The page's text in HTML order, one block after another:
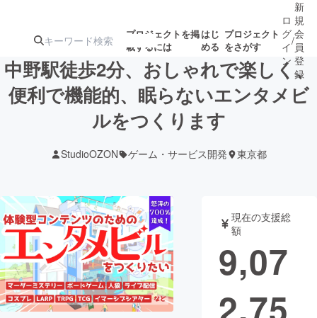
プロジェクトを掲
載するには
はじ
める
プロジェクト
をさがす
注目のリ 注目の新着プロ
ジェクト
募集終了が近いプ
ロジェクト
テクノロジー・ガジェット
映像・映画 書籍・雑誌
ビジネス・起業 チャレンジ
ロ
グ
イ
ン
/
新
規
会
員
登
録
中野駅徒歩2分、おしゃれで楽しく、
便利で機能的、眠らないエンタメビ
ルをつくります
StudioOZON ゲーム・サービス開発 東京都
現在の支援総
額
9,07